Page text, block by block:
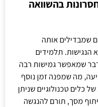
בהשוואה
שמבדילים אותה
הנגישות. תלמידים
שמאפשר גמישות רבה
מה שמפנה זמן נוסף
כלים טכנולוגיים שניתן
מסך, תורם להנגשה